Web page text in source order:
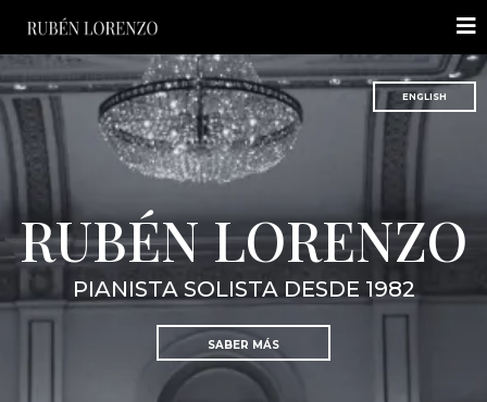
ENGLISH
RUBÉN LORENZO
PIANISTA SOLISTA DESDE 1982
SABER MÁS